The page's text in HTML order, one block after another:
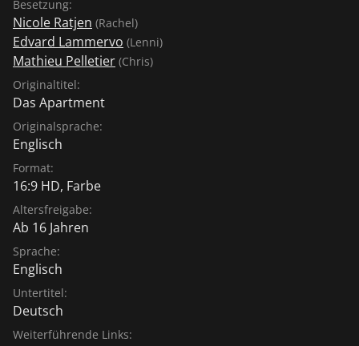
Besetzung:
Nicole Ratjen (Rachel)
Edvard Lammervo (Lenni)
Mathieu Pelletier (Chris)
Originaltitel:
Das Apartment
Originalsprache:
Englisch
Format:
16:9 HD, Farbe
Altersfreigabe:
Ab 16 Jahren
Sprache:
Englisch
Untertitel:
Deutsch
Weiterführende Links: